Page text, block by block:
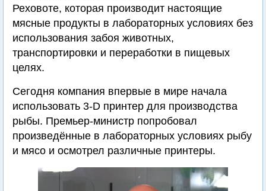
Реховоте, которая производит настоящие
мясные продукты в лабораторных условиях без
использования забоя животных,
транспортировки и переработки в пищевых
целях.
Сегодня компания впервые в мире начала
использовать 3-D принтер для производства
рыбы. Премьер-министр попробовал
произведённые в лабораторных условиях рыбу
и мясо и осмотрел различные принтеры.